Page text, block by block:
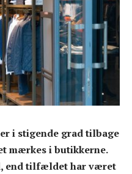
i stigende grad tilbage
mærkes i butikkerne.
end tilfældet har været